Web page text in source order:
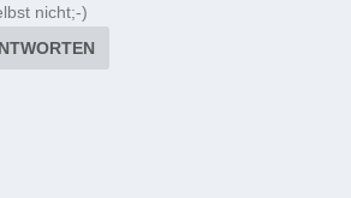
nicht;-)